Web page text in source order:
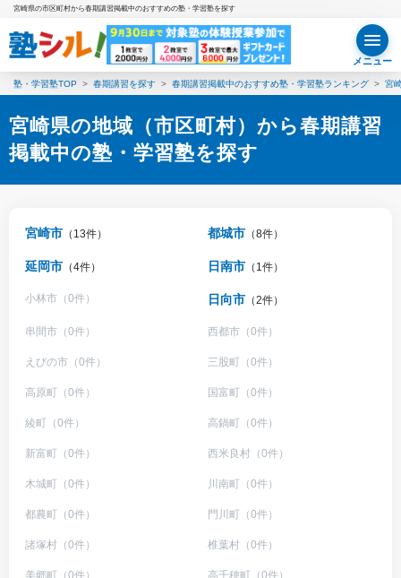
宮崎県の市区町村から春期講習掲載中のおすすめの塾・学習塾を探す
メニュー
塾・学習塾TOP 春期講習を探す 春期講習掲載中のおすすめ塾・学習塾ランキング 宮
宮崎県の地域（市区町村）から春期講習
掲載中の塾・学習塾を探す
宮崎市 （13件） 都城市 （8件）
延岡市 （4件） 日南市 （1件）
小林市（0件） 日向市 （2件）
串間市（0件） 西都市（0件）
えびの市（0件） 三股町（0件）
高原町（0件） 国富町（0件）
綾町（0件） 高鍋町（0件）
新富町（0件） 西米良村（0件）
木城町（0件） 川南町（0件）
都農町（0件） 門川町（0件）
諸塚村（0件） 椎葉村（0件）